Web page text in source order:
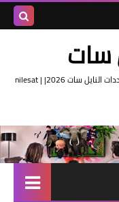
سات
ترددات النايل سات | تردد قناة | ترددات نايل سات | ترددات النايل سات 2026| nilesat |